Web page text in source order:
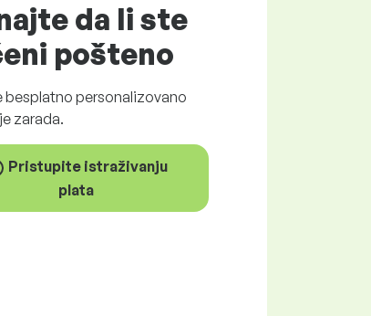
da li ste
pošteno
besplatno personalizovano
zarada.
Pristupite istraživanju
plata